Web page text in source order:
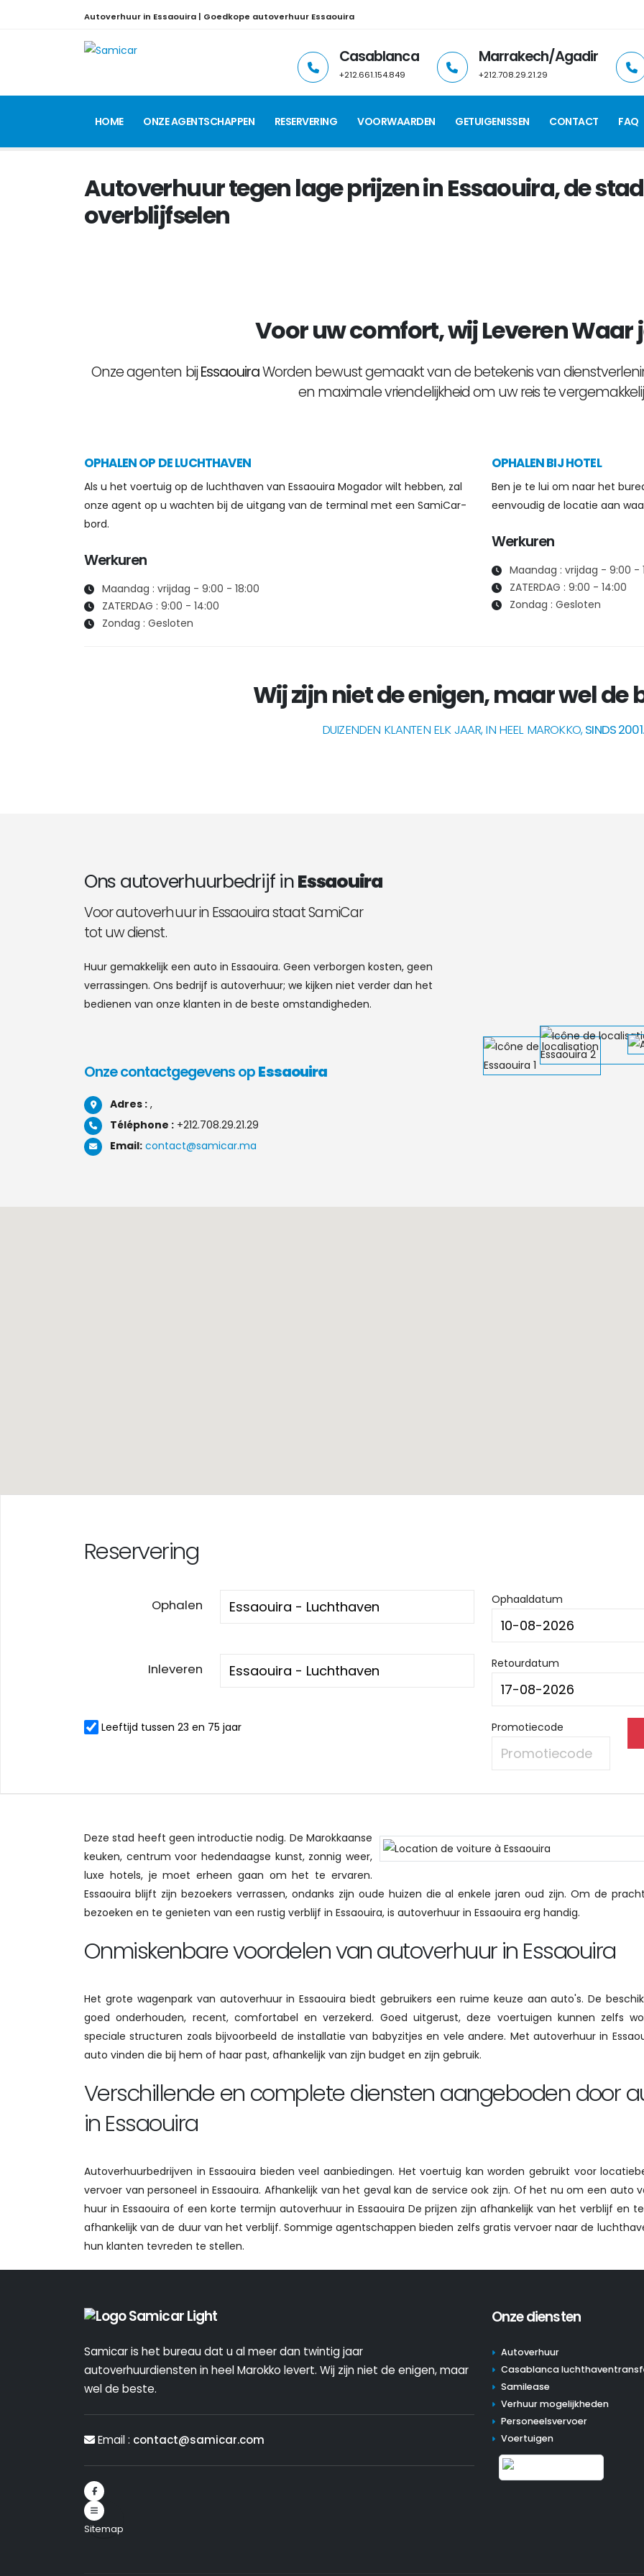
Autoverhuur in Essaouira | Goedkope autoverhuur Essaouira
Casablanca
+212.661.154.849
Marrakech/Agadir
+212.708.29.21.29
HOME ONZE AGENTSCHAPPEN RESERVERING VOORWAARDEN GETUIGENISSEN CONTACT FAQ
Autoverhuur tegen lage prijzen in Essaouira, de
overblijfselen
Voor uw comfort, wijLeverenWaar
Onze agenten bijEssaouiraWorden bewust gemaakt van de betekenis van
en maximale vriendelijkheid om uw reis te
OPHALEN OP DE LUCHTHAVEN
Als u het voertuig op de luchthaven van Essaouira Mogador wilt hebben, zal
onze agent op u wachten bij de uitgang van de terminal met een SamiCar-
bord.
Werkuren
Maandag : vrijdag - 9:00 - 18:00
ZATERDAG : 9:00 - 14:00
Zondag : Gesloten
OPHALEN BIJ HOTEL
Ben je te lui om naar het
eenvoudig de locatie aan
Werkuren
Maandag : vrijdag - 9:00 -
ZATERDAG : 9:00 - 14:00
Zondag : Gesloten
Wij zijn niet de enigen, maar wel de
DUIZENDEN KLANTEN ELK JAAR, IN HEEL MAROKKO,SINDS 2001.
Ons autoverhuurbedrijf inEssaouira
Voor autoverhuur in Essaouira staat SamiCar
tot uw dienst.
Huur gemakkelijk een auto in Essaouira. Geen verborgen kosten, geen
verrassingen. Ons bedrijf is autoverhuur; we kijken niet verder dan het
bedienen van onze klanten in de beste omstandigheden.
Onze contactgegevens opEssaouira
Adres : ,
Téléphone : +212.708.29.21.29
Email: contact@samicar.ma
Reservering
Ophalen Ophaaldatum
Inleveren Retourdatum
Leeftijd tussen 23 en 75 jaar Promotiecode
Deze stad heeft geen introductie nodig. De Marokkaanse
keuken, centrum voor hedendaagse kunst, zonnig weer,
luxe hotels, je moet erheen gaan om het te ervaren.
Essaouira blijft zijn bezoekers verrassen, ondanks zijn oude huizen die al enkele jaren oud zijn. Om de
bezoeken en te genieten van een rustig verblijf in Essaouira, is autoverhuur in Essaouira erg handig.
Onmiskenbare voordelen van autoverhuur in Essaouira
Het grote wagenpark van autoverhuur in Essaouira biedt gebruikers een ruime keuze aan auto's. De
goed onderhouden, recent, comfortabel en verzekerd. Goed uitgerust, deze voertuigen kunnen zelfs
speciale structuren zoals bijvoorbeeld de installatie van babyzitjes en vele andere. Met autoverhuur in
auto vinden die bij hem of haar past, afhankelijk van zijn budget en zijn gebruik.
Verschillende en complete diensten aangeboden door
in Essaouira
Autoverhuurbedrijven in Essaouira bieden veel aanbiedingen. Het voertuig kan worden gebruikt voor
vervoer van personeel in Essaouira. Afhankelijk van het geval kan de service ook zijn. Of het nu om een ​​auto
huur in Essaouira of een korte termijn autoverhuur in Essaouira De prijzen zijn afhankelijk van het verblijf en
afhankelijk van de duur van het verblijf. Sommige agentschappen bieden zelfs gratis vervoer naar de
hun klanten tevreden te stellen.
Samicar is het bureau dat u al meer dan twintig jaar
autoverhuurdiensten in heel Marokko levert. Wij zijn niet de enigen, maar
wel de beste.
Email : contact@samicar.com
Sitemap
Onze diensten
Autoverhuur
Casablanca
Samilease
Verhuur mogelijkheden
Personeelsvervoer
Voertuigen